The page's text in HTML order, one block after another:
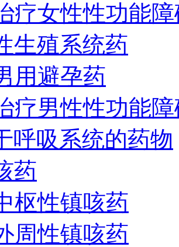
疗女性性功能
生殖系统药
用避孕药
疗男性性功能
呼吸系统的药物
药
枢性镇咳药
周性镇咳药